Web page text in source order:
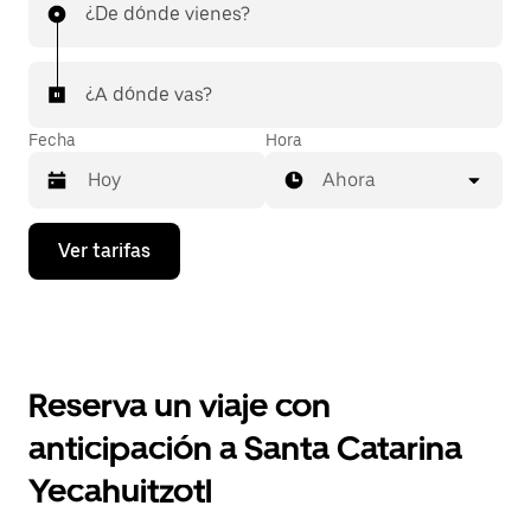
¿De dónde vienes?
¿A dónde vas?
Fecha
Presiona
flecha
el
y
selecciona
una
Hora
Ahora
Ver tarifas
Reserva un viaje con
anticipación a Santa Catarina
Yecahuitzotl